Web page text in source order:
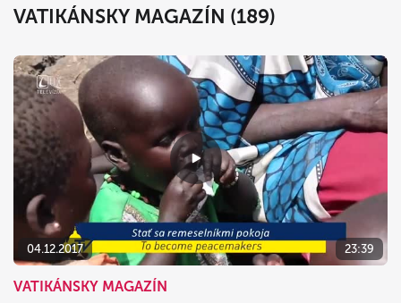
VATIKÁNSKY MAGAZÍN (189)
04.12.2017 23:39
VATIKÁNSKY MAGAZÍN